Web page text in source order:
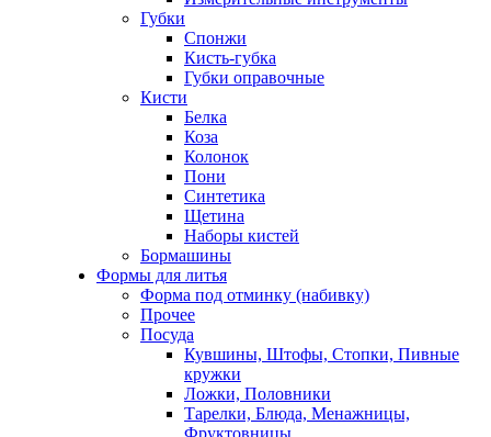
Губки
Спонжи
Кисть-губка
Губки оправочные
Кисти
Белка
Коза
Колонок
Пони
Синтетика
Щетина
Наборы кистей
Бормашины
Формы для литья
Форма под отминку (набивку)
Прочее
Посуда
Кувшины, Штофы, Стопки, Пивные
кружки
Ложки, Половники
Тарелки, Блюда, Менажницы,
Фруктовницы